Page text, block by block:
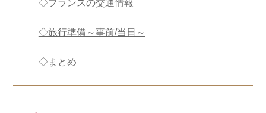
◇フランスの交通情報
◇旅行準備～事前/当日～
◇まとめ